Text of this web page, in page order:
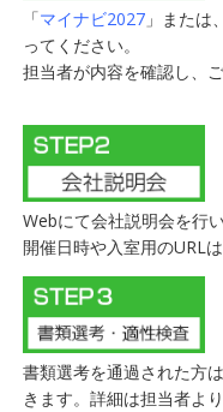
「マイナビ2027」または
ってください。
担当者が内容を確認し、
Webにて会社説明会を行い
開催日時や入室用のURL
書類選考を通過された方
きます。詳細は担当者よ